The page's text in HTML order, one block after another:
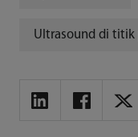
Ultrasound di titik